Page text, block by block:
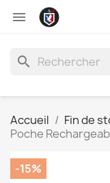

search
Accueil Fin de
Poche
-15%